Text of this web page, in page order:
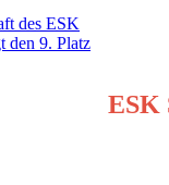
des ESK
den 9. Platz
ESK